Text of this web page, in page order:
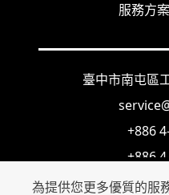
服務方案
臺中市南屯區
+886
+886
週一至週五、
為提供您更多優質的服